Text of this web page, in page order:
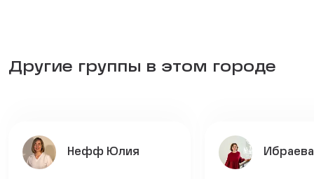
Другие группы в этом городе
Нефф Юлия